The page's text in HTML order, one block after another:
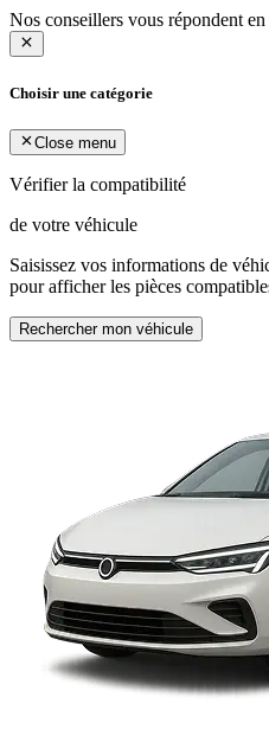
Nos conseillers vous répondent
Choisir une catégorie
Close menu
Vérifier la compatibilité
de votre véhicule
Saisissez vos informations de
pour afficher les pièces
Rechercher mon véhicule